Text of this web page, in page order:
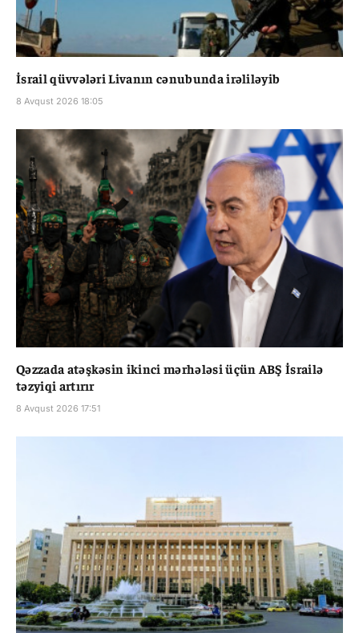
İsrail qüvvələri Livanın cənubunda irəliləyib
8 Avqust 2026 18:05
Qəzzada atəşkəsin ikinci mərhələsi üçün ABŞ İsrailə
təzyiqi artırır
8 Avqust 2026 17:51